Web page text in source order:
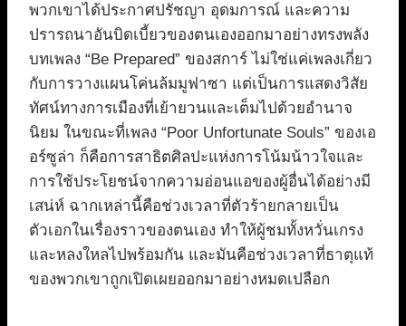
พวกเขาได้ประกาศปรัชญา อุดมการณ์ และความ
ปรารถนาอันบิดเบี้ยวของตนเองออกมาอย่างทรงพลัง
บทเพลง “Be Prepared” ของสการ์ ไม่ใช่แค่เพลงเกี่ยว
กับการวางแผนโค่นล้มมูฟาซา แต่เป็นการแสดงวิสัย
ทัศน์ทางการเมืองที่เย้ายวนและเต็มไปด้วยอำนาจ
นิยม ในขณะที่เพลง “Poor Unfortunate Souls” ของเอ
อร์ซูล่า ก็คือการสาธิตศิลปะแห่งการโน้มน้าวใจและ
การใช้ประโยชน์จากความอ่อนแอของผู้อื่นได้อย่างมี
เสน่ห์ ฉากเหล่านี้คือช่วงเวลาที่ตัวร้ายกลายเป็น
ตัวเอกในเรื่องราวของตนเอง ทำให้ผู้ชมทั้งหวั่นเกรง
และหลงใหลไปพร้อมกัน และมันคือช่วงเวลาที่ธาตุแท้
ของพวกเขาถูกเปิดเผยออกมาอย่างหมดเปลือก